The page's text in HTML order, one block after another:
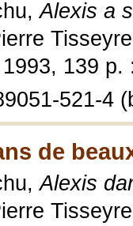
Alexis a
139 p.
521-4
de
Alexis